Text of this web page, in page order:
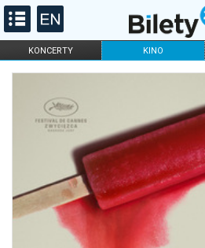
KONCERTY KINO
FILHARMONIA OPERA I BALET
DLA DZIECI